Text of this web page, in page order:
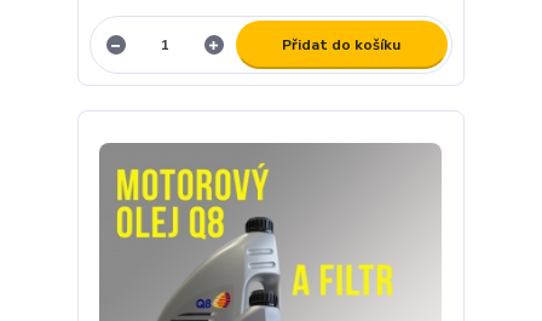
Přidat do košíku